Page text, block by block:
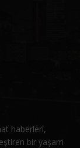
haberleri,
bir yaşam